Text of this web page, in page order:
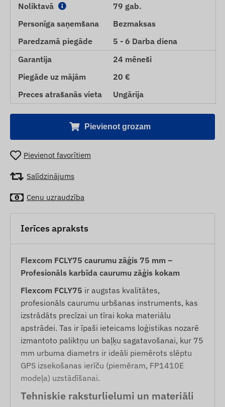
Noliktavā
79 gab.
Personīga saņemšana
Bezmaksas
Paredzamā piegāde
5 - 6 Darba diena
Garantija
24 mēneši
Piegāde uz mājām
20 €
Preces atrašanās vieta
Ungārija
Pievienot grozam
Pievienot favorītiem
Salīdzinājums
Cenu uzraudzība
Ierīces apraksts
Flexcom FCLY75 caurumu zāģis 75 mm –
Profesionāls karbīda caurumu zāģis kokam
Flexcom FCLY75 ir augstas kvalitātes,
profesionāls caurumu urbšanas instruments, kas
izstrādāts precīzai un tīrai koka materiālu
apstrādei. Tas ir īpaši ieteicams loģistikas nozarē
izmantoto paliktņu un baļķu sagatavošanai, kur 75
mm urbuma diametrs ir ideāli piemērots slēptu
GPS izsekošanas ierīču (piemēram, FP1410E
modeļa) uzstādīšanai.
Tehniskie raksturlielumi un materiāli